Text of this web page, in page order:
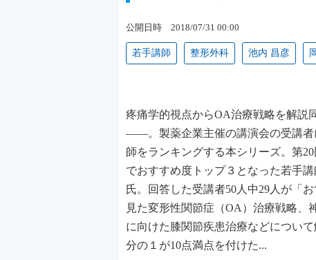
公開日時 2018/07/31 00:00
若手講師 整形外科 池内 昌彦
疼痛学的視点からOA治療戦略を解説
――。製薬企業主催の講演会の受講者
師をランキングする本シリーズ。第
でおすすめ度トップ３となった若手
氏。回答した受講者50人中29人が「
見た変形性関節症（OA）治療戦略、
に向けた膝関節疾患治療などについ
分の１が10点満点を付けた...